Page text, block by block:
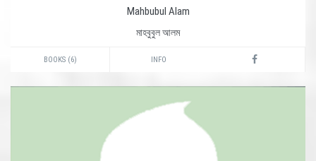
Mahbubul Alam
মাহবুবুল আলম
BOOKS (6) INFO